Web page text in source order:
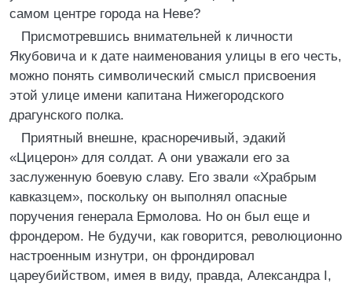
самом центре города на Неве?
Присмотревшись внимательней к личности
Якубовича и к дате наименования улицы в его честь,
можно понять символический смысл присвоения
этой улице имени капитана Нижегородского
драгунского полка.
Приятный внешне, красноречивый, эдакий
«Цицерон» для солдат. А они уважали его за
заслуженную боевую славу. Его звали «Храбрым
кавказцем», поскольку он выполнял опасные
поручения генерала Ермолова. Но он был еще и
фрондером. Не будучи, как говорится, революционно
настроенным изнутри, он фрондировал
цареубийством, имея в виду, правда, Александра I,